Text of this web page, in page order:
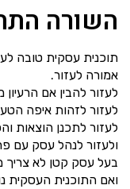
השורה
תוכנית עסקית טובה
אמורה לעזור.
לעזור להבין אם הרעיון
לעזור לזהות איפה
לעזור לתכנן הוצאות
ולעזור לנהל עסק עם
בעל עסק קטן לא צריך
ואם התוכנית העסקית